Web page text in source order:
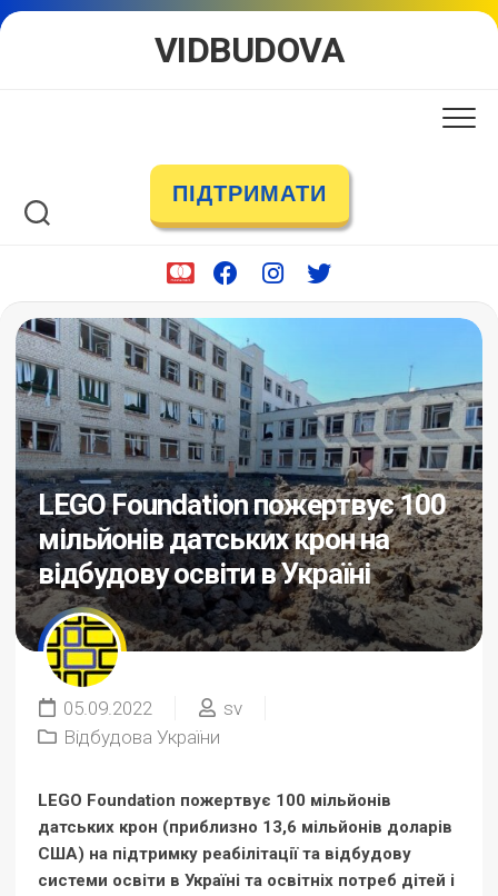
Skip
VIDBUDOVA
ПІДТРИМАТИ
LEGO Foundation пожертвує 100
мільйонів датських крон на
відбудову освіти в Україні
05.09.2022
sv
Відбудова України
LEGO Foundation пожертвує 100 мільйонів
датських крон (приблизно 13,6 мільйонів доларів
США) на підтримку реабілітації та відбудову
системи освіти в Україні та освітніх потреб дітей і